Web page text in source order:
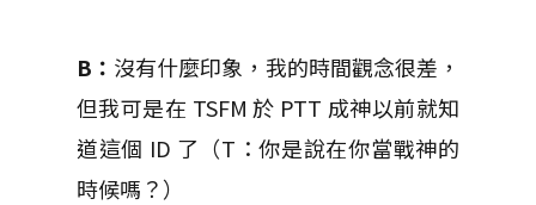
B： 沒有什麼印象，我的時間觀念很差，
但我可是在 TSFM 於 PTT 成神以前就知
道這個 ID 了（T：你是說在你當戰神的
時候嗎？）